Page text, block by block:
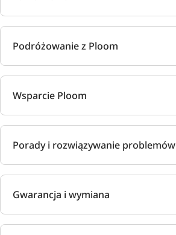
Podróżowanie z Ploom
Wsparcie Ploom
Porady i rozwiązywanie problemów
Gwarancja i wymiana